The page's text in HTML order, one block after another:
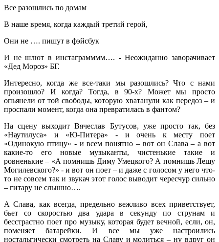
Все разошлись по домам
В наше время, когда каждый третий герой,
Они не …. пишут в фэйсбук
И не шлют в инстаграмммм…. - Неожиданно заворачивает
«Дед Мороз» БГ.
Интересно, когда же все-таки мы разошлись? Что с нами
произошло? И когда? Тогда, в 90-х? Может мы просто
опьянели от той свободы, которую хватанули как передоз – и
проспали момент, когда она превратилась в фантом?
На сцену выходит Вячеслав Бутусов, уже просто так, без
«Наутилуса» и «Ю-Питера» - и очень к месту поет
«Одинокую птицу» - и всем понятно – вот он Слава – а вот
какие-то его новые музыканты, чистенькие такие и
ровненькие – «А помнишь Диму Умецкого? А помнишь Лешу
Могилевского?» - и вот он поет – и даже с голосом у него что-
то не совсем так и звукач этот голос выводит чересчур сильно
– гитару не слышно….
А Слава, как всегда, предельно вежливо всех приветствует,
бьет со скоростью два удара в секунду по струнам и
бесстрастно поет про музыку, которая будет вечной, если, он,
поменяет батарейки. И все мы уже настроились
ностальгически смотреть на Славу и молиться – ну вдруг он